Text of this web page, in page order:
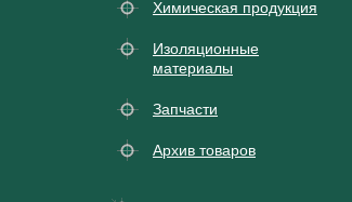
Химическая продукция
Изоляционные
материалы
Запчасти
Архив товаров